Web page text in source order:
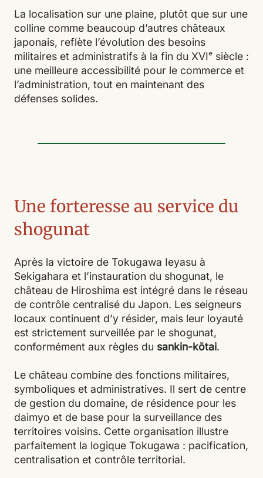
La localisation sur une plaine, plutôt que sur une
colline comme beaucoup d’autres châteaux
japonais, reflète l’évolution des besoins
militaires et administratifs à la fin du XVIᵉ siècle :
une meilleure accessibilité pour le commerce et
l’administration, tout en maintenant des
défenses solides.
Une forteresse au service du
shogunat
Après la victoire de Tokugawa Ieyasu à
Sekigahara et l’instauration du shogunat, le
château de Hiroshima est intégré dans le réseau
de contrôle centralisé du Japon. Les seigneurs
locaux continuent d’y résider, mais leur loyauté
est strictement surveillée par le shogunat,
conformément aux règles du sankin-kōtai.
Le château combine des fonctions militaires,
symboliques et administratives. Il sert de centre
de gestion du domaine, de résidence pour les
daimyo et de base pour la surveillance des
territoires voisins. Cette organisation illustre
parfaitement la logique Tokugawa : pacification,
centralisation et contrôle territorial.